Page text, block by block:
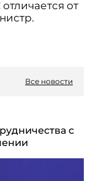
от
Все новости
с